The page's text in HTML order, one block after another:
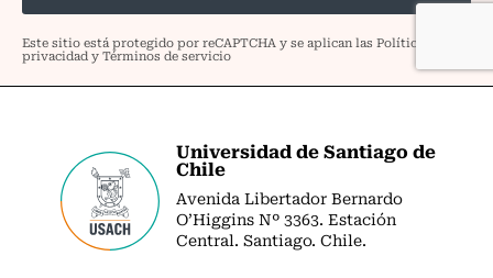
Universidad de Santiago de
Chile
Avenida Libertador Bernardo
O’Higgins Nº 3363. Estación
Central. Santiago. Chile.